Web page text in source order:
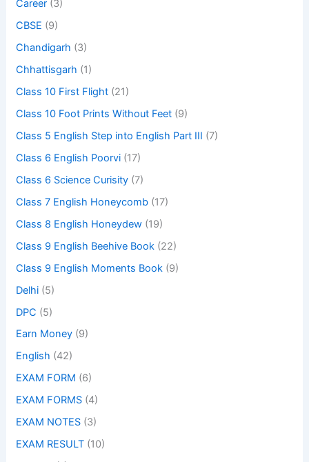
Career (3)
CBSE (9)
Chandigarh (3)
Chhattisgarh (1)
Class 10 First Flight (21)
Class 10 Foot Prints Without Feet (9)
Class 5 English Step into English Part III (7)
Class 6 English Poorvi (17)
Class 6 Science Curisity (7)
Class 7 English Honeycomb (17)
Class 8 English Honeydew (19)
Class 9 English Beehive Book (22)
Class 9 English Moments Book (9)
Delhi (5)
DPC (5)
Earn Money (9)
English (42)
EXAM FORM (6)
EXAM FORMS (4)
EXAM NOTES (3)
EXAM RESULT (10)